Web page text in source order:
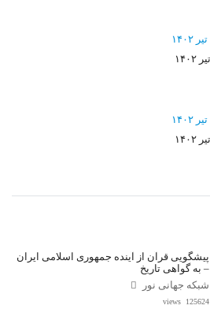
پیشگویی قرآن از آینده جمهوری اسلامی ایران
– به گواهی تاریخ
شبکه جهانی نور
125624 views